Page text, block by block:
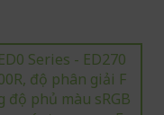
Series - ED270
độ phân giải F
độ phủ màu sRGB